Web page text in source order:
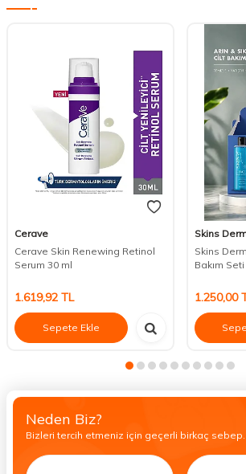
Cerave
Cerave Skin Renewing Retinol
Serum 30 ml
1.619,92 TL
Sepete Ekle
Skins
Skins
Bakım Seti
1.250,00
Neden Biz?
Bizleri tercih etmeniz için geçerli birkaç sebep.